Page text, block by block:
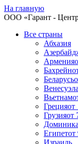
На главную
ООО «Гарант -
Все страны
Абхазия
Армения
Бахрейн
Беларусь
Венесуэла
Вьетнам
Грецияот
Грузияот
Египетот
Израиль